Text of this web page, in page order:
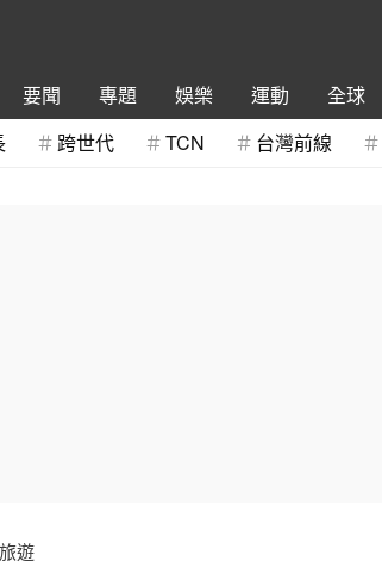
要聞 專題 娛樂 運動 全球
跨世代 TCN 台灣前線
遊